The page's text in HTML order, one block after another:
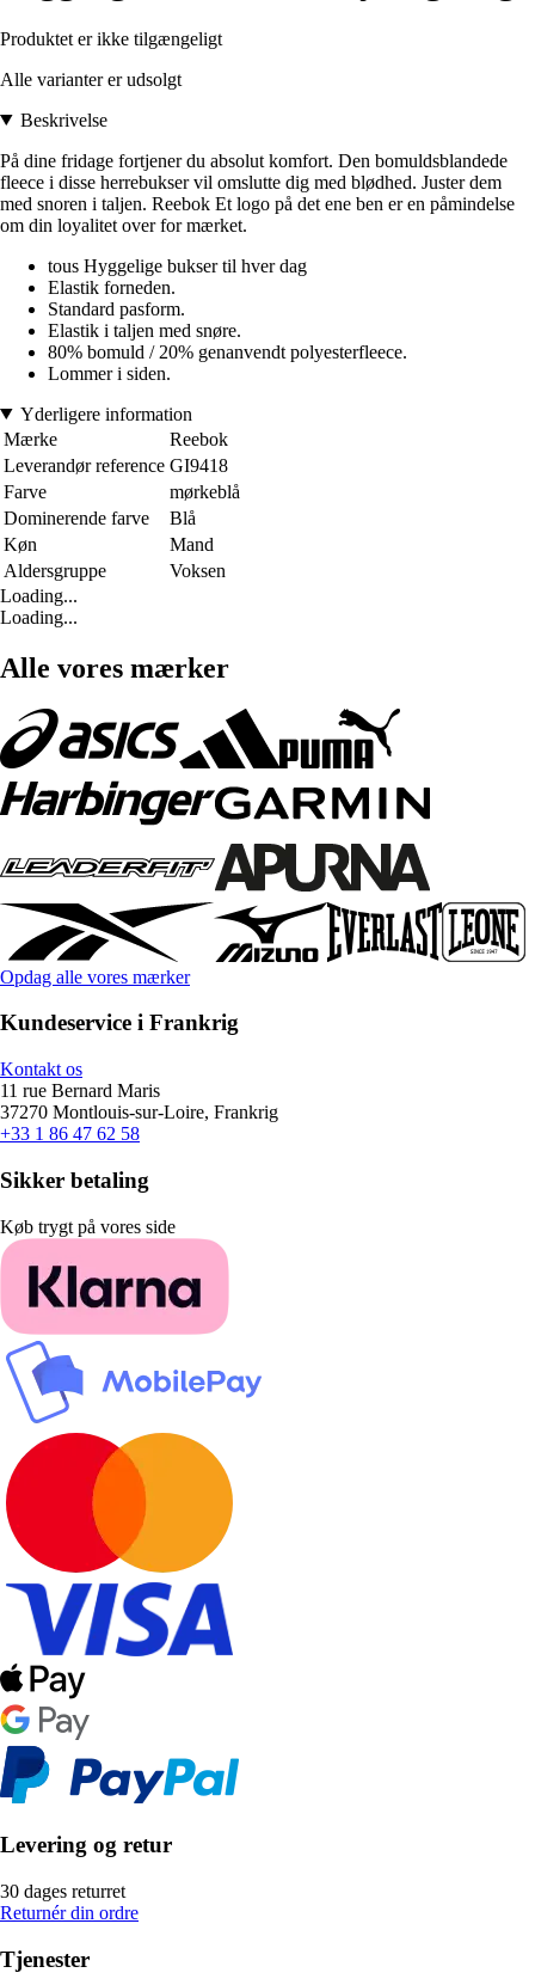
Produktet er ikke tilgængeligt
Alle varianter er udsolgt
Beskrivelse
På dine fridage fortjener du absolut komfort. Den bomuldsblandede
fleece i disse herrebukser vil omslutte dig med blødhed. Juster dem
med snoren i taljen. Reebok Et logo på det ene ben er en påmindelse
om din loyalitet over for mærket.
tous Hyggelige bukser til hver dag
Elastik forneden.
Standard pasform.
Elastik i taljen med snøre.
80% bomuld / 20% genanvendt polyesterfleece.
Lommer i siden.
Yderligere information
Mærke
Reebok
Leverandør reference GI9418
Farve
mørkeblå
Dominerende farve
Blå
Køn
Mand
Aldersgruppe
Voksen
Loading...
Loading...
Alle vores mærker
Opdag alle vores mærker
Kundeservice i Frankrig
Kontakt os
11 rue Bernard Maris
37270 Montlouis-sur-Loire, Frankrig
+33 1 86 47 62 58
Sikker betaling
Køb trygt på vores side
Levering og retur
30 dages returret
Returnér din ordre
Tjenester